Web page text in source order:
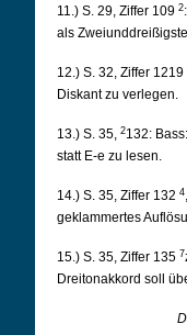
11.) S. 29, Ziffer 109 2
als
12.) S. 32, Ziffer 1219
Diskant zu verlegen.
13.) S. 35, 2132:
statt E-e zu lesen.
14.) S. 35, Ziffer 132 4
geklammertes
15.) S. 35, Ziffer 135 7
Dreitonakkord soll